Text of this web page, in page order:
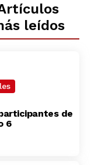
leídos
de
6